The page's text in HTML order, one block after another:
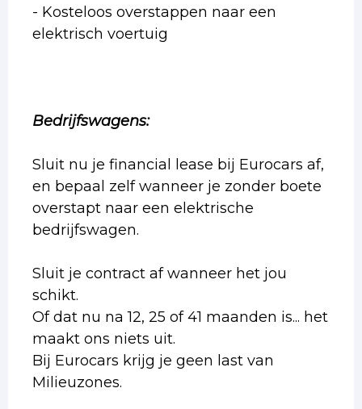
- Kosteloos overstappen naar een
elektrisch voertuig
Bedrijfswagens:
Sluit nu je financial lease bij Eurocars af,
en bepaal zelf wanneer je zonder boete
overstapt naar een elektrische
bedrijfswagen.
Sluit je contract af wanneer het jou
schikt.
Of dat nu na 12, 25 of 41 maanden is... het
maakt ons niets uit.
Bij Eurocars krijg je geen last van
Milieuzones.